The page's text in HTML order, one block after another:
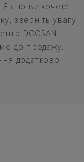
Якщо ви хочете
зверніть увагу
DOOSAN
до продажу.
додаткової